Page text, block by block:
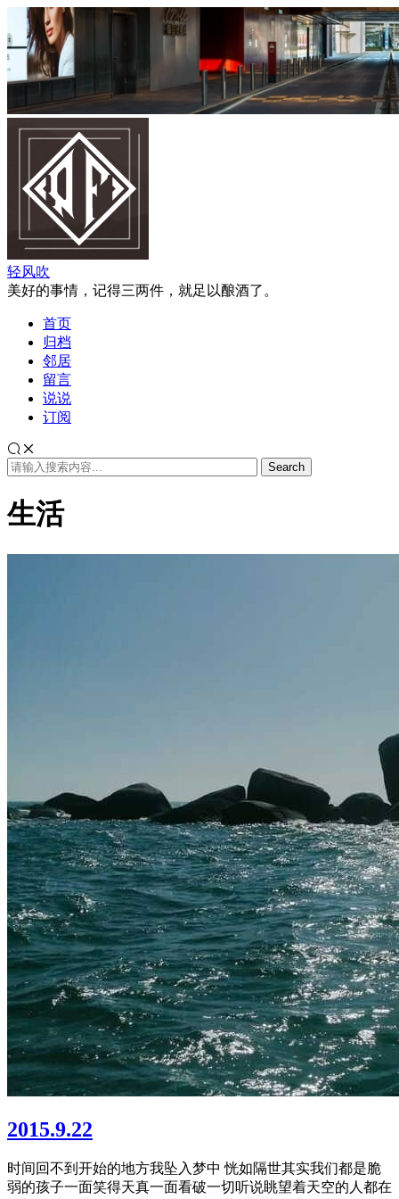
轻风吹
美好的事情，记得三两件，就足以酿酒了。
首页
归档
邻居
留言
说说
订阅
生活
2015.9.22
时间回不到开始的地方我坠入梦中 恍如隔世其实我们都是脆
弱的孩子一面笑得天真一面看破一切听说眺望着天空的人都在